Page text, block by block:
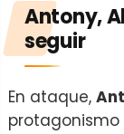
Antony,
seguir
En ataque,
protagonismo